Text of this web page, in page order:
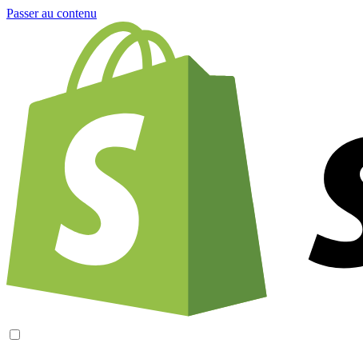
Passer au contenu